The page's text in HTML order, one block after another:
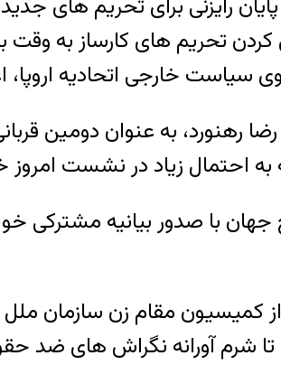
رایزنی برای تحریم های
رهنورد، به عنوان دومین
ایرانی در سطح جهان با صدور
کمیسیون مقام زن سازمان
تا شرم آورانه نگراش های